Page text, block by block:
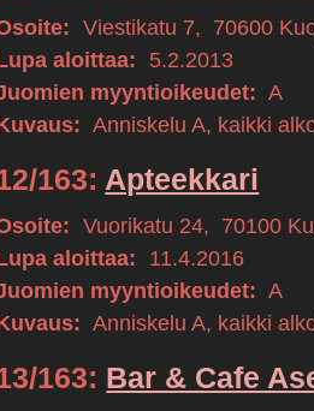
Viestikatu 7, 70600
aloittaa:
5.2.2013
myyntioikeudet: A
Anniskelu A, kaikki
163: Apteekkari
Vuorikatu 24, 70100
aloittaa:
11.4.2016
myyntioikeudet: A
Anniskelu A, kaikki
163: Bar & Cafe